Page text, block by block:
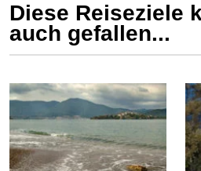
Diese Reiseziele
auch gefallen...